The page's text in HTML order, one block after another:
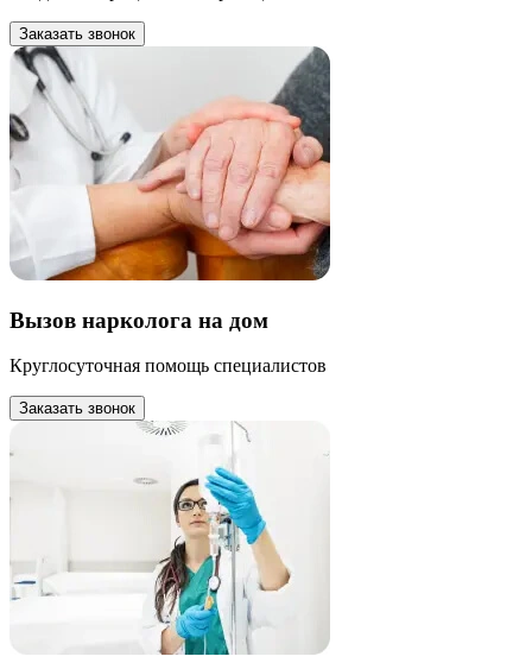
Заказать звонок
Вызов нарколога на дом
Круглосуточная помощь специалистов
Заказать звонок